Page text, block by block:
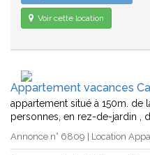
Voir cette location
Appartement vacances
appartement situé à 150m. de
personnes, en rez-de-jardin ,
Annonce n° 6809 | Location